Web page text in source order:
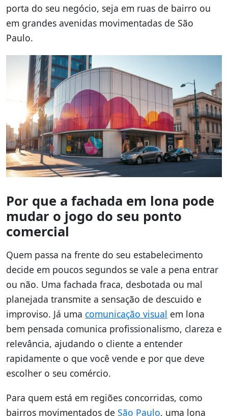
porta do seu negócio, seja em ruas de bairro ou
em grandes avenidas movimentadas de São
Paulo.
Por que a fachada em lona pode
mudar o jogo do seu ponto
comercial
Quem passa na frente do seu estabelecimento
decide em poucos segundos se vale a pena entrar
ou não. Uma fachada fraca, desbotada ou mal
planejada transmite a sensação de descuido e
improviso. Já uma comunicação visual em lona
bem pensada comunica profissionalismo, clareza e
relevância, ajudando o cliente a entender
rapidamente o que você vende e por que deve
escolher o seu comércio.
Para quem está em regiões concorridas, como
bairros movimentados de São Paulo, uma lona